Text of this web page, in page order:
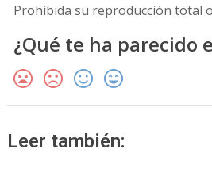
Prohibida su reproducción total
¿Qué te ha parecido
Leer también: